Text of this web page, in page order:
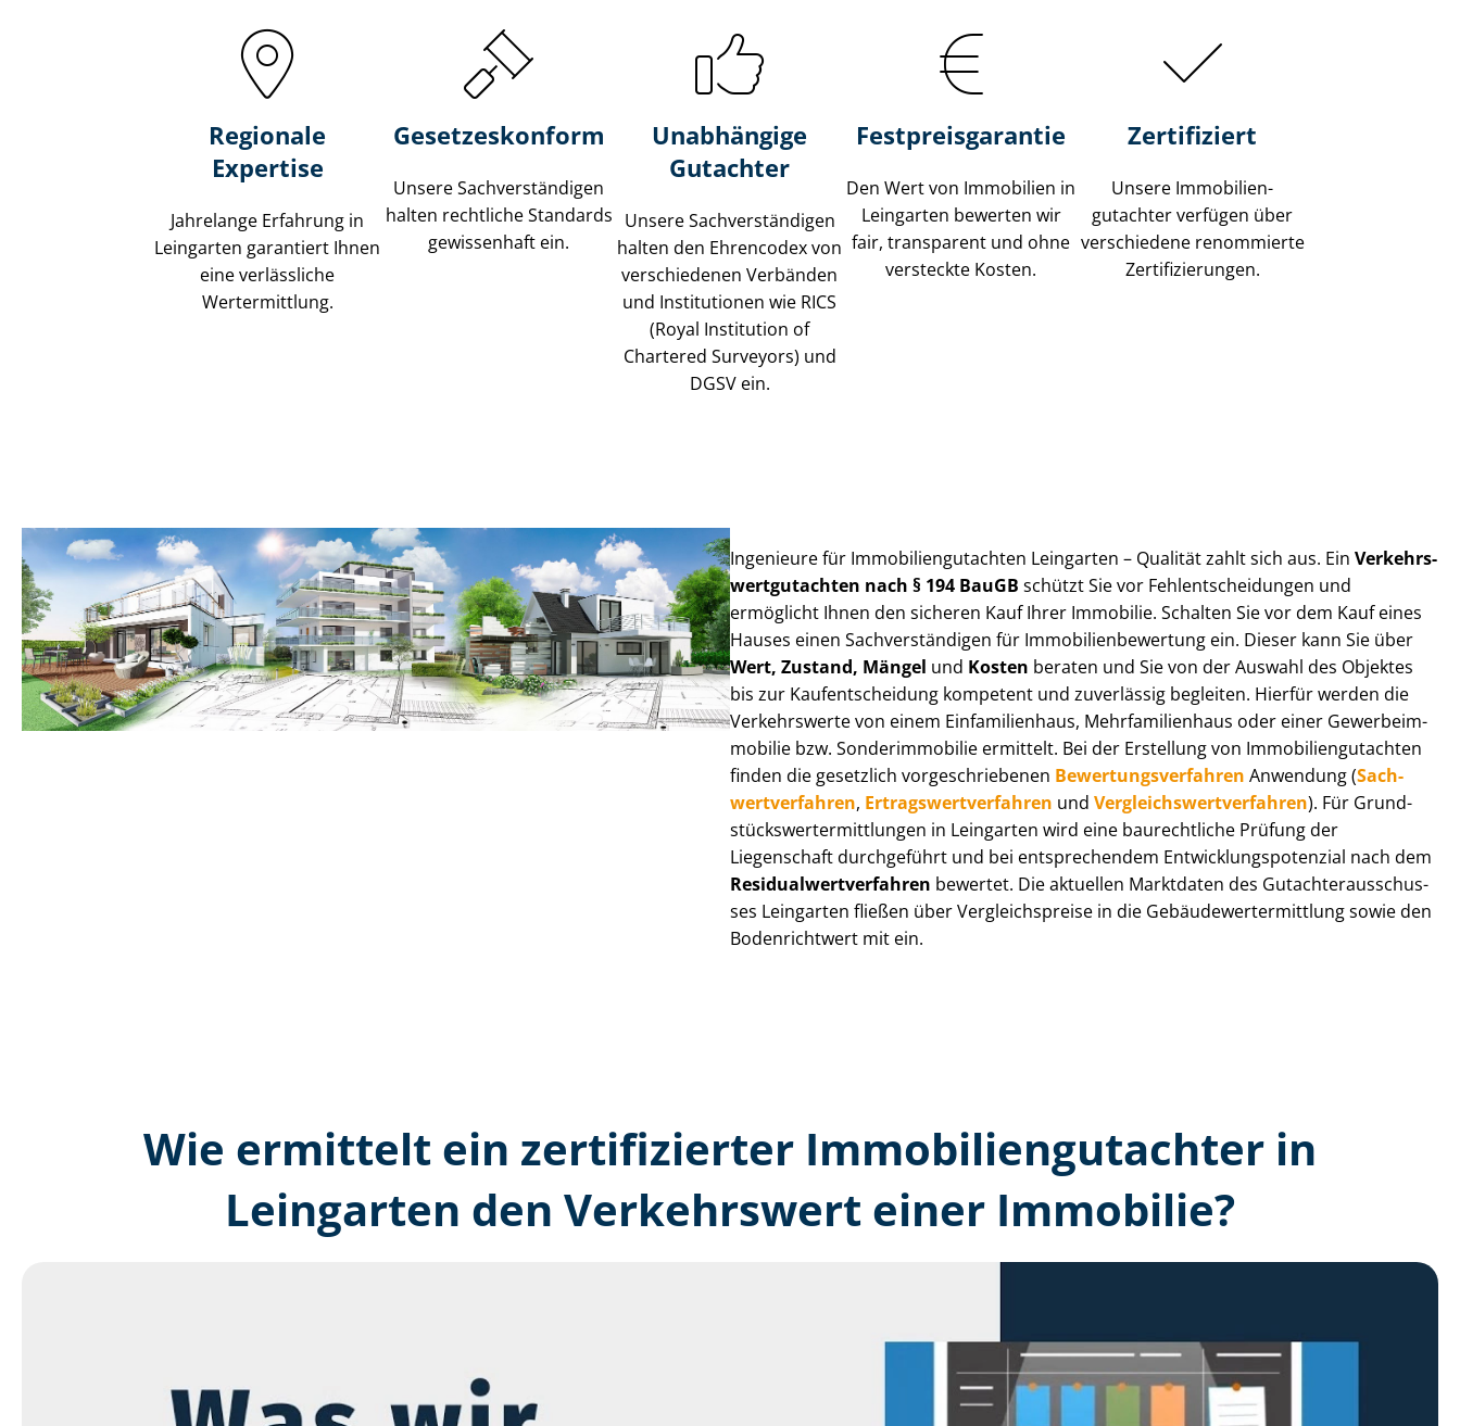
Regionale
Expertise
Jahrelange Erfahrung in
Leingarten garantiert Ihnen
eine verlässliche
Wertermittlung.
Gesetzes­konform
Unsere Sach­ver­stän­di­gen
halten rechtliche Standards
gewissenhaft ein.
Unabhängige
Gutachter
Unsere Sach­ver­stän­di­gen
halten den Ehrencodex von
verschiedenen Verbänden
und Institutionen wie RICS
(Royal Institution of
Chartered Surveyors) und
DGSV ein.
Festpreis​garantie
Den Wert von Immobilien in
Leingarten bewerten wir
fair, transparent und ohne
versteckte Kosten.
Zertifiziert
Unsere Immobilien­
gutachter verfügen über
verschiedene renommierte
Zer­ti­fi­zie­run­gen.
Ingenieure für Im­mo­bi­li­en­gut­ach­ten Leingarten – Qualität zahlt sich aus. Ein Ver­kehrs­
wert­gut­ach­ten nach § 194 BauGB schützt Sie vor Fehl­ent­schei­dun­gen und
ermöglicht Ihnen den sicheren Kauf Ihrer Immobilie. Schalten Sie vor dem Kauf eines
Hauses einen Sach­ver­stän­di­gen für Im­mo­bi­li­en­be­wer­tung ein. Dieser kann Sie über
Wert, Zustand, Mängel und Kosten beraten und Sie von der Auswahl des Objektes
bis zur Kauf­ent­schei­dung kompetent und zuverlässig begleiten. Hierfür werden die
Verkehrswerte von einem Einfamilienhaus, Mehr­fa­mi­li­en­haus oder einer Ge­wer­be­im­
mo­bi­lie bzw. Sonderimmobilie ermittelt. Bei der Erstellung von Im­mo­bi­li­en­gut­ach­ten
finden die gesetzlich vor­ge­schrie­be­nen Be­wer­tungs­ver­fah­ren Anwendung (Sach­
wert­ver­fah­ren, Er­trags­wert­ver­fah­ren und Ver­gleichs­wert­ver­fah­ren). Für Grund­
stücks­wert­ermitt­lun­gen in Leingarten wird eine baurechtliche Prüfung der
Liegenschaft durchgeführt und bei entsprechendem Ent­wick­lungs­po­ten­zi­al nach dem
Re­si­du­al­wert­ver­fah­ren bewertet. Die aktuellen Marktdaten des Gut­ach­ter­aus­schus­
ses Leingarten fließen über Ver­gleichs­prei­se in die Ge­bäu­de­wert­ermitt­lung sowie den
Bodenrichtwert mit ein.
Wie ermittelt ein zertifizierter Immobilien­gutachter in
Leingarten den Verkehrswert einer Immobilie?